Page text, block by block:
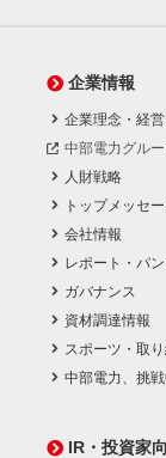
企業情報
企業理念・経
中部電力グル
人財戦略
トップメッセ
会社情報
レポート・パ
ガバナンス
資材調達情報
スポーツ・取
中部電力、挑戦
IR・投資家